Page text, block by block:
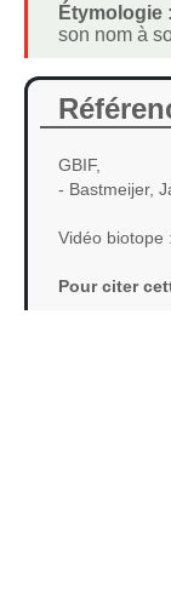
Étymologie :
son nom à
GBIF,
- Bastmeijer,
Vidéo biotope
Pour citer